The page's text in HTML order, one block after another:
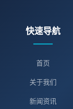
快速导航
首页
关于我们
新闻资讯